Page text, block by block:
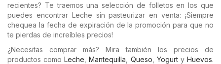
recientes? Te traemos una selección de folletos en los que
puedes encontrar Leche sin pasteurizar en venta: ¡Siempre
chequea la fecha de expiración de la promoción para que no
te pierdas de increíbles precios!
¿Necesitas comprar más? Mira también los precios de
productos comoLeche ,Mantequilla Queso YogurtyHuevos.